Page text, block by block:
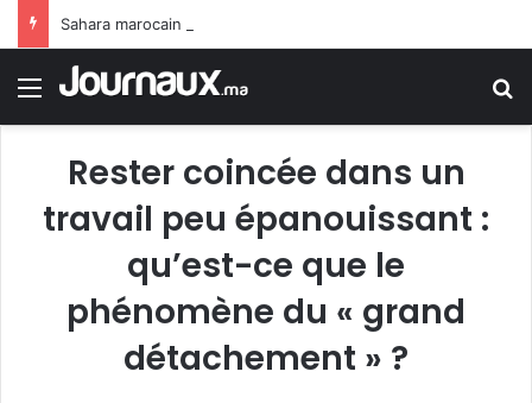
Menu
Rester coincée dans un
travail peu épanouissant :
qu’est-ce que le
phénomène du « grand
détachement » ?